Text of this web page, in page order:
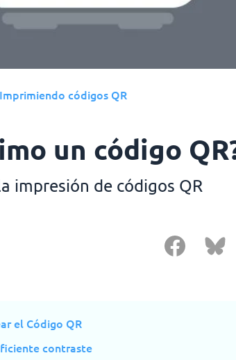
Imprimiendo códigos QR
un código
impresión de códigos QR
el Código QR
contraste